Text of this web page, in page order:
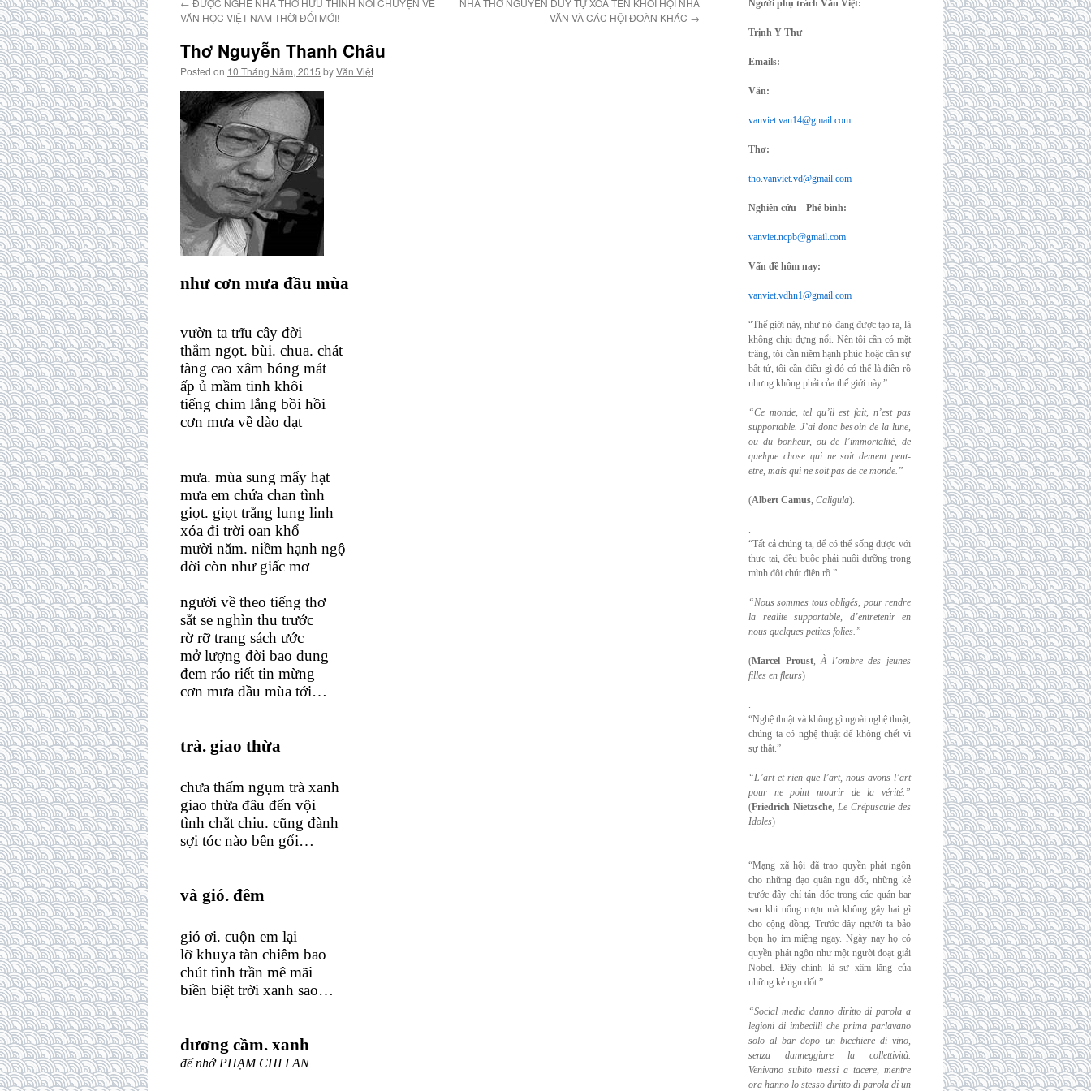
← ĐƯỢC NGHE NHÀ THƠ HỮU THỈNH NÓI CHUYỆN VỀ
VĂN HỌC VIỆT NAM THỜI ĐỔI MỚI!
NHÀ THƠ NGUYỄN DUY TỰ XOÁ TÊN KHỎI HỘI NHÀ
VĂN VÀ CÁC HỘI ĐOÀN KHÁC →
Thơ Nguyễn Thanh Châu
Posted on 10 Tháng Năm, 2015 byVăn Việt
như cơn mưa đầu mùa
vườn ta trĩu cây đời
thắm ngọt. bùi. chua. chát
tàng cao xâm bóng mát
ấp ủ mầm tinh khôi
tiếng chim lắng bồi hồi
cơn mưa về dào dạt
mưa. mùa sung mẩy hạt
mưa em chứa chan tình
giọt. giọt trắng lung linh
xóa đi trời oan khổ
mười năm. niềm hạnh ngộ
đời còn như giấc mơ
người về theo tiếng thơ
sắt se nghìn thu trước
rờ rỡ trang sách ước
mở lượng đời bao dung
đem ráo riết tin mừng
cơn mưa đầu mùa tới…
trà. giao thừa
chưa thấm ngụm trà xanh
giao thừa đâu đến vội
tình chắt chiu. cũng đành
sợi tóc nào bên gối…
và gió. đêm
gió ơi. cuộn em lại
lỡ khuya tàn chiêm bao
chút tình trần mê mãi
biền biệt trời xanh sao…
dương cầm. xanh
để nhớ PHẠM CHI LAN
Người phụ trách Văn Việt:
Trịnh Y Thư
Emails:
Văn:
vanviet.van14@gmail.com
Thơ:
tho.vanviet.vd@gmail.com
Nghiên cứu – Phê bình:
vanviet.ncpb@gmail.com
Vấn đề hôm nay:
vanviet.vdhn1@gmail.com
“Thế giới này, như nó đang được tạo ra, là
không chịu đựng nổi. Nên tôi cần có mặt
trăng, tôi cần niềm hạnh phúc hoặc cần sự
bất tử, tôi cần điều gì đó có thể là điên rồ
nhưng không phải của thế giới này.”
“Ce monde, tel qu’il est fait, n’est pas
supportable. J’ai donc besoin de la lune,
ou du bonheur, ou de l’immortalité, de
quelque chose qui ne soit dement peut-
etre, mais qui ne soit pas de ce monde.”
(Albert Camus, Caligula).
.
“Tất cả chúng ta, để có thể sống được với
thực tại, đều buộc phải nuôi dưỡng trong
mình đôi chút điên rồ.”
“Nous sommes tous obligés, pour rendre
la realite supportable, d’entretenir en
nous quelques petites folies.”
(Marcel Proust,À l’ombre des jeunes
filles en fleurs)
.
“Nghệ thuật và không gì ngoài nghệ thuật,
chúng ta có nghệ thuật để không chết vì
sự thật.”
“L’art et rien que l’art, nous avons l’art
pour ne point mourir de la vérité.”
(Friedrich Nietzsche, Le Crépuscule des
Idoles)
.
“Mạng xã hội đã trao quyền phát ngôn
cho những đạo quân ngu dốt, những kẻ
trước đây chỉ tán dóc trong các quán bar
sau khi uống rượu mà không gây hại gì
cho cộng đồng. Trước đây người ta bảo
bọn họ im miệng ngay. Ngày nay họ có
quyền phát ngôn như một người đoạt giải
Nobel. Đây chính là sự xâm lăng của
những kẻ ngu dốt.”
“Social media danno diritto di parola a
legioni di imbecilli che prima parlavano
solo albar dopo un bicchiere di vino,
senza danneggiare la collettività.
Venivano subito messi a tacere, mentre
ora hanno lo stesso diritto di parola di un